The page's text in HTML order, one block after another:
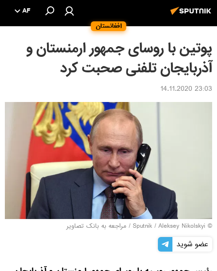
افغانستان
AF
پوتین با روسای جمهور ارمنستان و
آذربایجان تلفنی صحبت کرد
23:03 14.11.2020
© Sputnik / Aleksey Nikolskyi
/ مراجعه به بانک تصاویر
عضو شوید